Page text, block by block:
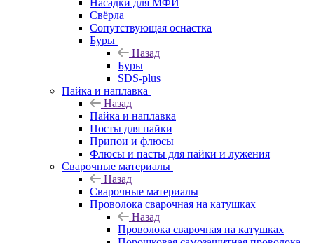
Насадки для МФИ
Свёрла
Сопутствующая оснастка
Буры
Назад
Буры
SDS-plus
Пайка и наплавка
Назад
Пайка и наплавка
Посты для пайки
Припои и флюсы
Флюсы и пасты для пайки и лужения
Сварочные материалы
Назад
Сварочные материалы
Проволока сварочная на катушках
Назад
Проволока сварочная на катушках